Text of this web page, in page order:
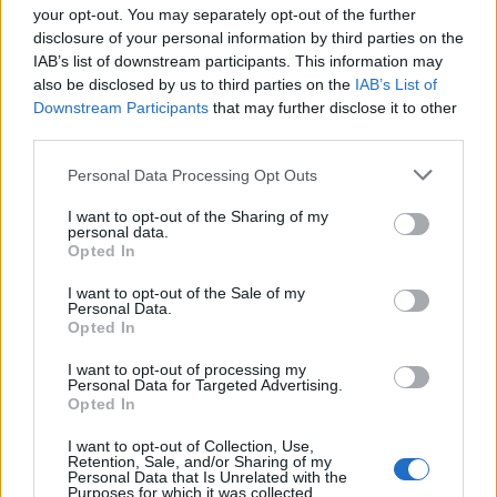
your opt-out. You may separately opt-out of the further
disclosure of your personal information by third parties on the
IAB’s list of downstream participants. This information may
also be disclosed by us to third parties on the IAB’s List of
Downstream Participants that may further disclose it to other
Personal Data Processing Opt Outs
I want to opt-out of the Sharing of my
personal data.
Opted In
I want to opt-out of the Sale of my
Personal Data.
Opted In
I want to opt-out of processing my
Personal Data for Targeted Advertising.
Opted In
I want to opt-out of Collection, Use,
Retention, Sale, and/or Sharing of my
Personal Data that Is Unrelated with the
Purposes for which it was collected.
Seguramente se trate tan sólo de un repaso en el apriete de
algun manguito o junta....suerte y disfrutalo..
S2
Responder
Publicado23 de Febrero del 2005
aprovechando una llamada de cortesia por parte del comercial,
le he comentado el tema y sin dudarlo me a pasado con
posventa para mirarlo lo antes posible y ya tengo dia/hora para el
martes que viene para que se lo miren.
gracias por vuestras respuestas.